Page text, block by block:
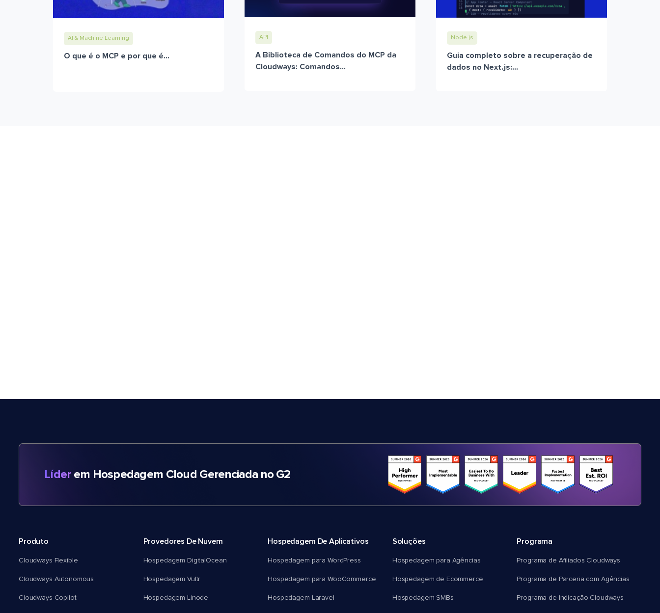
AI & Machine Learning
O que é o MCP e por que é...
API
A Biblioteca de Comandos do MCP da
Cloudways: Comandos...
Node.js
Guia completo sobre a recuperação de
dados no Next.js:...
Líder em Hospedagem Cloud Gerenciada no G2
Produto
Cloudways Flexible
Cloudways Autonomous
Cloudways Copilot
Provedores De Nuvem
Hospedagem DigitalOcean
Hospedagem Vultr
Hospedagem Linode
Hospedagem De Aplicativos
Hospedagem para WordPress
Hospedagem para WooCommerce
Hospedagem Laravel
Soluções
Hospedagem para Agências
Hospedagem de Ecommerce
Hospedagem SMBs
Programa
Programa de Afiliados Cloudways
Programa de Parceria com Agências
Programa de Indicação Cloudways